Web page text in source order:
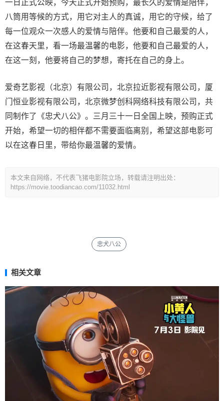
一日正式公映，今天正式开始预购，最长久的爱情是陪伴，
八筒用等候的方式，用它对主人的真诚，用它的守候，给了
每一位观众一次感人的爱情与陪伴。他要和自己最爱的人，
在这春天里，看一场最温馨的电影，他要和自己最爱的人，
在这一刻，他要将自己的梦想，寄托在自己的身上。
爱奇艺影视（北京）有限公司，北京拉近影视有限公司，厦
门恒业影视有限公司，北京微梦创科网络科技有限公司，共
同制作了《忠犬八公》。三月三十一日全国上映，预购正式
开始，希望一切的相伴都不需要面临离别，希望这部电影可
以在这春日里，带给你最温馨的爱情。
本文来自网络，不代表飞猪电影院立场，转载请注明出处：
https://movie.toodiancao.com/11032.html
忠犬八公
相关文章